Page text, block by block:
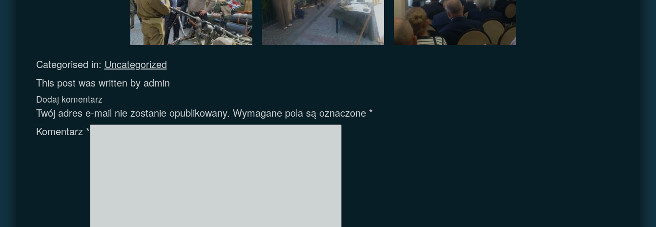
Categorised in: Uncategorized
This post was written by admin
Dodaj komentarz
Twój adres e-mail nie zostanie opublikowany. Wymagane pola są oznaczone *
Komentarz *